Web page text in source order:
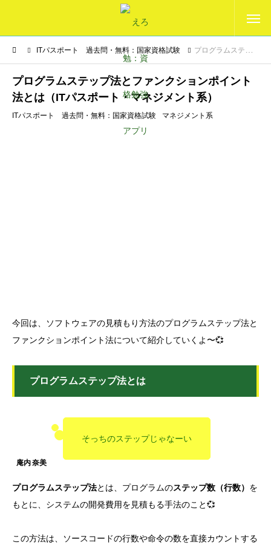
ITパスポート 過去問・無料：国家資格試験 プログラムステップ法とファンクションポイント法とは（ITパスポート・マネジメント系）
プログラムステップ法とファンクションポイント
法とは（ITパスポート・マネジメント系）
ITパスポート 過去問・無料：国家資格試験 マネジメント系
今回は、ソフトウェアの見積もり方法のプログラムステップ法と
ファンクションポイント法について紹介していくよ〜💞
プログラムステップ法とは
そっちのステップじゃなーい
プログラムステップ法とは、プログラムのステップ数（行数） を
もとに、システムの開発費用を見積もる手法のこと💞
この方法は、ソースコードの行数や命令の数を直接カウントする